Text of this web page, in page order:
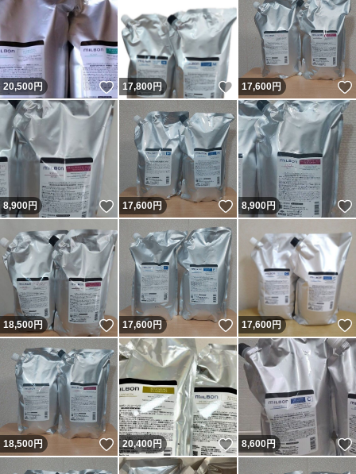
20,500円 いいね！
17,800円 いいね！
17,600円
8,900円 いいね！
17,600円 いいね！
8,900円
18,500円 いいね！
17,600円 いいね！
17,600円
18,500円 いいね！
20,400円 いいね！
8,600円